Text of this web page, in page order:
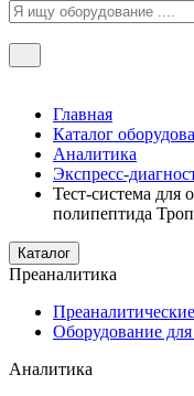
Главная
Каталог
Аналитика
Экспресс-
Тест-система для
полипептида
Каталог
Преаналитика
Оборудование
Аналитика